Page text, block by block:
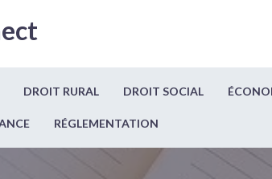
DROIT RURAL DROIT SOCIAL
RÉGLEMENTATION